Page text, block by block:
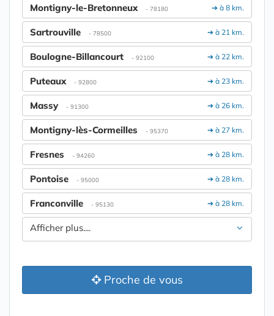
➔ à 8 km.
Montigny-le-Bretonneux - 78180
➔ à 21 km.
Sartrouville - 78500
➔ à 22 km.
Boulogne-Billancourt - 92100
➔ à 23 km.
Puteaux - 92800
➔ à 26 km.
Massy - 91300
➔ à 27 km.
Montigny-lès-Cormeilles - 95370
➔ à 28 km.
Fresnes - 94260
➔ à 28 km.
Pontoise - 95000
➔ à 28 km.
Franconville - 95130
Afficher plus....
Proche de vous